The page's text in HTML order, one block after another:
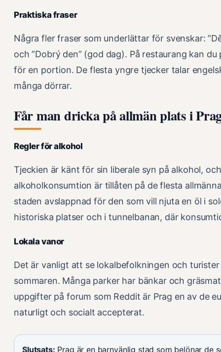
Praktiska fraser
Några fler fraser som underlättar för svenskar:
och ”Dobrý den” (god dag). På restaurang kan
för en portion. De flesta yngre tjecker talar
många dörrar.
Får man dricka på allmän plats i
Regler för alkohol
Tjeckien är känt för sin liberale syn på alkohol,
alkoholkonsumtion är tillåten på de flesta
staden avslappnad för den som vill njuta en öl i
historiska platser och i tunnelbanan, där
Lokala vanor
Det är vanligt att se lokalbefolkningen och
sommaren. Många parker har bänkar och
uppgifter på forum som Reddit är Prag en av de
naturligt och socialt accepterat.
Slutsats: Prag är en barnvänlig stad som belönar de